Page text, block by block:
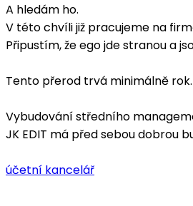
A hledám ho.
V této chvíli již pracujeme na
Připustím, že ego jde stranou a
Tento přerod trvá minimálně
Vybudování středního
JK EDIT má před sebou dobrou
účetní kancelář